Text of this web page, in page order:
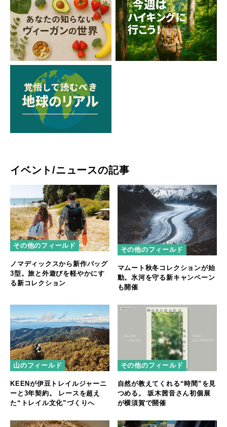
イベント/ニュースの記事
その他のフィールド
ノマディックスから新作バッグ
3型。旅と外遊びを軽やかにす
る新コレクション
その他のフィールド
マムート秋冬コレクションが始
動。氷河を守る新キャンペーン
も開催
山のフィールド
KEENが伊豆トレイルジャーニ
ーと3年契約。 レースを超え
た“トレイル文化”づくりへ
その他のフィールド
自然が教えてくれる“時間”を見
つめる。 坂木茜音さん初個展
が横須賀で開催